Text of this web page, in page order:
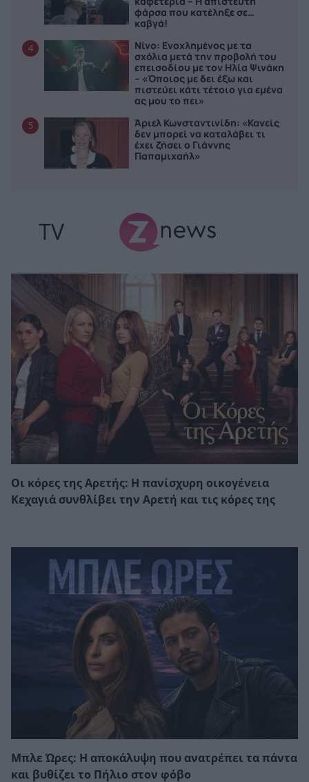
φάρσα που κατέληξε σε…
καβγά!
4
Νίνο: Ενοχλημένος με τα
σχόλια μετά την προβολή του
επεισοδίου με τον Ηλία Ψινάκη
– «Όποιος με δει έξω και
πιστεύει κάτι τέτοιο για εμένα
ας μου το πει»
5
Άριελ Κωνσταντινίδη: «Κανείς
δεν μπορεί να καταλάβει τι
έχει ζήσει ο Γιάννης
Παπαμιχαήλ»
TV
Οι κόρες της Αρετής: Η πανίσχυρη οικογένεια
Κεχαγιά συνθλίβει την Αρετή και τις κόρες της
Μπλε Ώρες: Η αποκάλυψη που ανατρέπει τα πάντα
και βυθίζει το Πήλιο στον φόβο